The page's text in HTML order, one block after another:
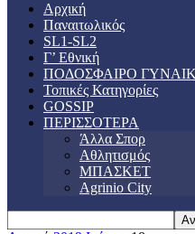
Αρχική
Παναιτωλικός
SL1-SL2
Γ’ Εθνική
ΠΟΔΟΣΦΑΙΡΟ
Τοπικές Κατηγορίες
GOSSIP
ΠΕΡΙΣΣΟΤΕΡΑ
Άλλα Σπορ
Αθλητισμός
ΜΠΑΣΚΕΤ
Agrinio City